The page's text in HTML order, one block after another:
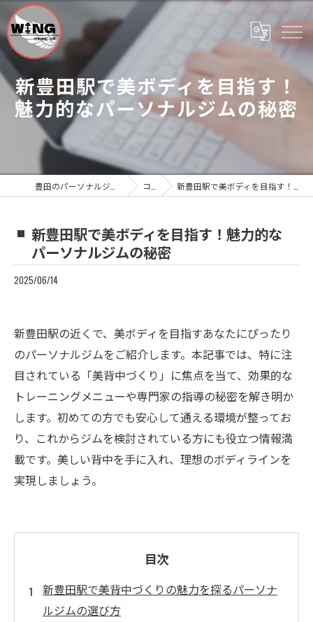
新豊田駅で美ボディを目指す！
魅力的なパーソナルジムの秘密
コラム 新豊田駅で美ボディを目指す！魅力的なパーソナルジムの秘密
新豊田駅で美ボディを目指す！魅力的な
パーソナルジムの秘密
2025/06/14
新豊田駅の近くで、美ボディを目指すあなたにぴったり
のパーソナルジムをご紹介します。本記事では、特に注
目されている「美背中づくり」に焦点を当て、効果的な
トレーニングメニューや専門家の指導の秘密を解き明か
します。初めての方でも安心して通える環境が整ってお
り、これからジムを検討されている方にも役立つ情報満
載です。美しい背中を手に入れ、理想のボディラインを
実現しましょう。
目次
新豊田駅で美背中づくりの魅力を探るパーソナ
ルジムの選び方